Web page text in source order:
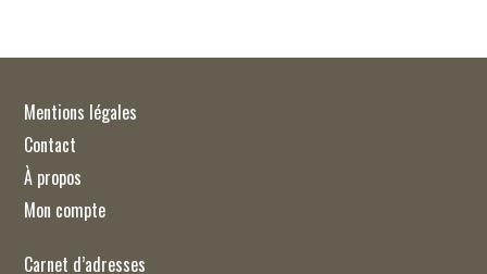
Mentions légales
Contact
À propos
Mon compte
Carnet d’adresses